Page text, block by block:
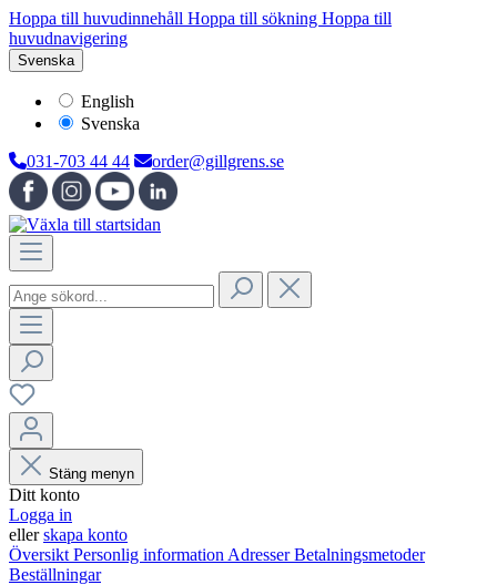
Hoppa till huvudinnehåll Hoppa till sökning Hoppa till
huvudnavigering
Svenska
English
Svenska
031-703 44 44
order@gillgrens.se
Stäng menyn
Ditt konto
Logga in
ellerskapa konto
Översikt Personlig information AdresserBetalningsmetoder
Beställningar